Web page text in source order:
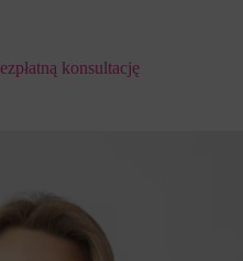
konsultację